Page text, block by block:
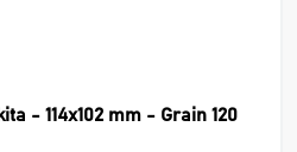
- 114x102 mm - Grain 120